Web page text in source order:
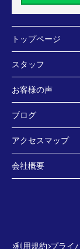
トップページ
スタッフ
お客様の声
ブログ
アクセスマップ
会社概要
利用規約 プライ